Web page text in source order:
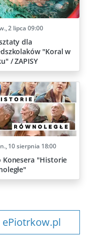
2 lipca 09:00
dla
"Koral w
/ ZAPISY
10 sierpnia 18:00
Konesera "Historie
ePiotrkow.pl